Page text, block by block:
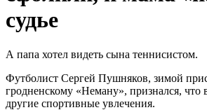
судье
А папа хотел видеть сына теннисистом.
Футболист Сергей Пушняков, зимой
гродненскому «Неману», признался, что
другие спортивные увлечения.